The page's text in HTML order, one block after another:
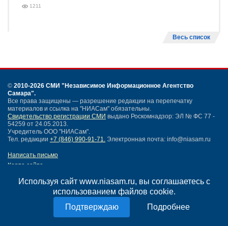
Используя сайт www.niasam.ru, вы соглашаетесь с
использованием файлов cookie.
Подробнее
1211
Весь список
© 2010-2026 СМИ "Независимое Информационное Агентство
Самара".
Все права защищены — разрешение редакции на перепечатку
материалов и ссылка на "НИАСам" обязательны.
Свидетельство регистрации СМИ выдано Роскомнадзор: ЭЛ № ФС 77 -
54259 от 24.05.2013.
Учредитель ООО "НИАСам".
Тел. редакции +7 (846) 990-91-71. Электронная почта: info@niasam.ru
Написать письмо
Карта сайта
Политика конфиденциальности
Согласие на обработку персональных данных